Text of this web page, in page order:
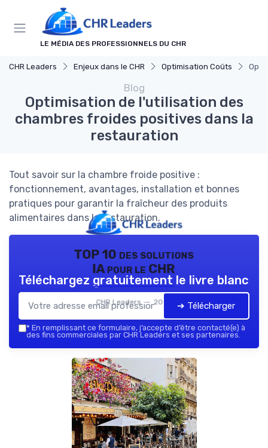
LE MÉDIA DES PROFESSIONNELS DU CHR
CHR Leaders Enjeux dans le CHR Optimisation Coûts
Blog
Optimisation de l'utilisation des
chambres froides positives dans la
restauration
Tout savoir sur la chambre froide positive :
fonctionnement, avantages, installation et bonnes
pratiques pour garantir la fraîcheur des produits
alimentaires dans la restauration.
TOP 10 des solutions
IA pour le CHR
CHR Leaders — 2026
Téléchargez gratuitement le livre blanc
➔ Télécharger
* En remplissant ce formulaire, j’accepte d’être contacté(e) à
des fins commerciales par CHR Leaders et ses partenaires.
Panneau de gestion des cookies